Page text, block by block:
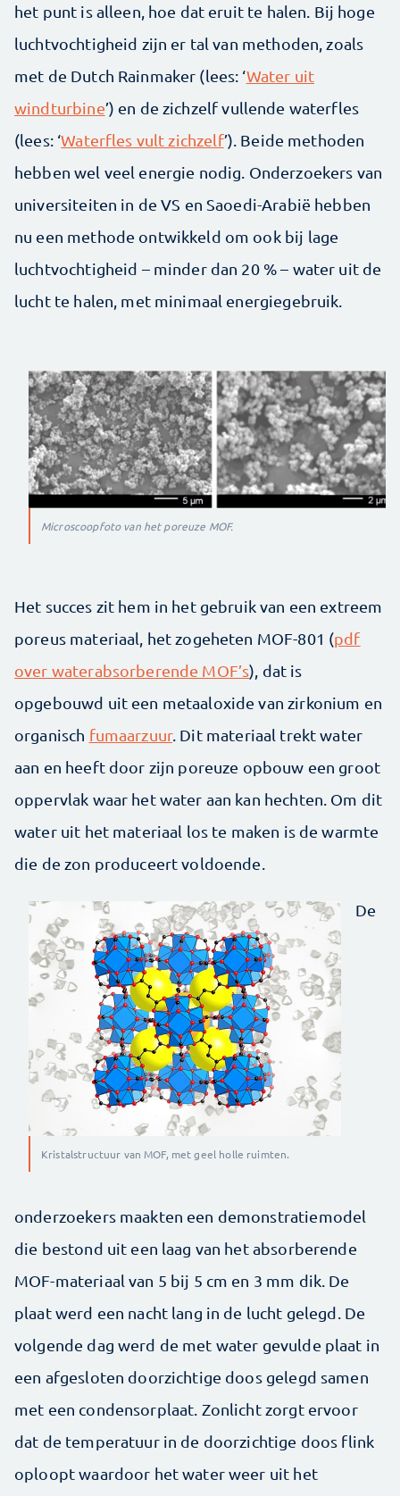
het punt is alleen, hoe dat eruit te halen. Bij hoge
luchtvochtigheid zijn er tal van methoden, zoals
met de Dutch Rainmaker (lees: ‘Water uit
windturbine’) en de zichzelf vullende waterfles
(lees: ‘Waterfles vult zichzelf’). Beide methoden
hebben wel veel energie nodig. Onderzoekers van
universiteiten in de VS en Saoedi-Arabië hebben
nu een methode ontwikkeld om ook bij lage
luchtvochtigheid – minder dan 20 % – water uit de
lucht te halen, met minimaal energiegebruik.
Microscoopfoto van het poreuze MOF.
Het succes zit hem in het gebruik van een extreem
poreus materiaal, het zogeheten MOF-801 (pdf
over waterabsorberende MOF’s), dat is
opgebouwd uit een metaaloxide van zirkonium en
organisch fumaarzuur. Dit materiaal trekt water
aan en heeft door zijn poreuze opbouw een groot
oppervlak waar het water aan kan hechten. Om dit
water uit het materiaal los te maken is de warmte
die de zon produceert voldoende.
Kristalstructuur van MOF, met geel holle ruimten.
De
onderzoekers maakten een demonstratiemodel
die bestond uit een laag van het absorberende
MOF-materiaal van 5 bij 5 cm en 3 mm dik. De
plaat werd een nacht lang in de lucht gelegd. De
volgende dag werd de met water gevulde plaat in
een afgesloten doorzichtige doos gelegd samen
met een condensorplaat. Zonlicht zorgt ervoor
dat de temperatuur in de doorzichtige doos flink
oploopt waardoor het water weer uit het